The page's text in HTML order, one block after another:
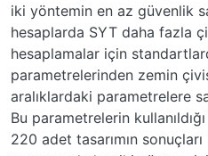
iki yöntemin en az güvenlik
hesaplarda SYT daha fazla
hesaplamalar için
parametrelerinden zemin
aralıklardaki parametrelere
Bu parametrelerin
220 adet tasarımın